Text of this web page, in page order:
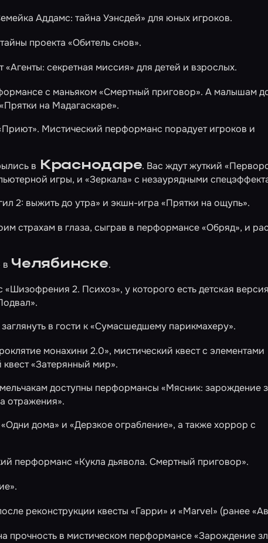
Аддамс: тайна Уэнсдей» для юных игроков.
проекта «Обитель снов».
«Агенты: секретная миссия» для детей и взрослых.
с маньяком «Смертный приговор». А малышам
«Прятки на Мадагаскаре».
. Мистический перформанс порадует игроков и
в Краснодаре. Вас ждут жуткий
игры, и «Зеркала» с незаурядными
2: выжить до утра» и экшн-игра «Прятки на ощупь».
страхам в глаза, сыграв в перформансе«Обряд», и
в Челябинске.
«Шизофрения 2. Психоз», у которого есть детская версия
.
в гости к«Сумасшедшему парикмахеру».
монахини 2.0», мистический квест с элементами
квест«Затерянный мир».
доступны перформансы«Мясник: зарождение
отражения».
«Одни дома» и «Дерзкое ограбление», а также хоррор с
перформанс«Кукла дьявола. Смертный приговор».
.
реконструкции квесты «Гарри» и «Marvel» (ранее
прочность в мистическом перформансе«Зарождение